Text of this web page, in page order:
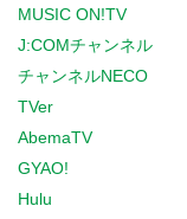
MUSIC ON!TV
J:COMチャンネル
チャンネルNECO
TVer
AbemaTV
GYAO!
Hulu